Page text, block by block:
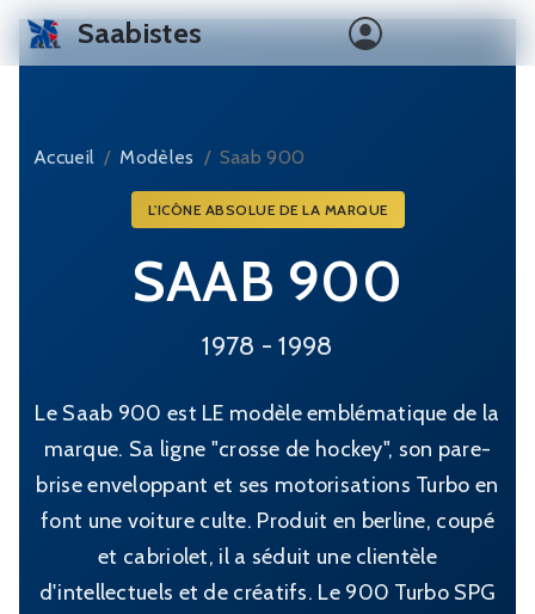
Saabistes
Accueil
Clubs
Accueil Modèles Saab 900
L'ICÔNE ABSOLUE DE LA MARQUE
SAAB 900
1978 - 1998
Le Saab 900 est LE modèle emblématique de la
marque. Sa ligne "crosse de hockey", son pare-
brise enveloppant et ses motorisations Turbo en
font une voiture culte. Produit en berline, coupé
et cabriolet, il a séduit une clientèle
d'intellectuels et de créatifs. Le 900 Turbo SPG